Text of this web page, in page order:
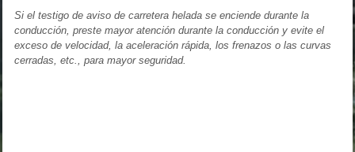
Si el testigo de aviso de carretera helada se enciende durante la
conducción, preste mayor atención durante la conducción y evite el
exceso de velocidad, la aceleración rápida, los frenazos o las curvas
cerradas, etc., para mayor seguridad.